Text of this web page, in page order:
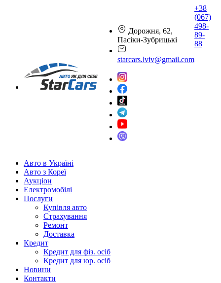
Дорожня, 62,
Пасіки-Зубрицькі
starcars.lviv@gmail.com
+38
(067)
498-
89-
88
Авто в Україні
Авто з Кореї
Аукціон
Електромобілі
Послуги
Купівля авто
Страхування
Ремонт
Доставка
Кредит
Кредит для фіз. осіб
Кредит для юр. осіб
Новини
Контакти